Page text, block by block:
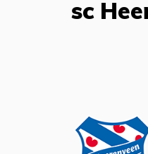
sc